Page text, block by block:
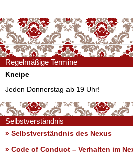
Regelmäßige Termine
Kneipe
Jeden Donnerstag ab 19 Uhr!
Selbstverständnis
» Selbstverständnis des Nexus
» Code of Conduct – Verhalten im